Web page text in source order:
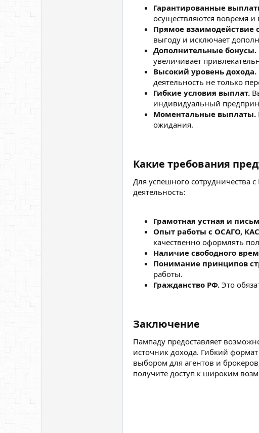
Гарантированные
осуществляются вовремя
Прямое взаимодействие
выгоду и исключает
Дополнительные бонусы.
увеличивает
Высокий уровень дохода.
деятельность не только
Гибкие условия выплат.
индивидуальный
Моментальные выплаты.
ожидания.
Какие требования
Для успешного сотрудничества
деятельность:
Грамотная устная и
Опыт работы с ОСАГО,
качественно оформлять
Наличие свободного
Понимание принципов
работы.
Гражданство РФ. Это
Заключение​
Пампаду предоставляет
источник дохода. Гибкий
выбором для агентов и
получите доступ к широким